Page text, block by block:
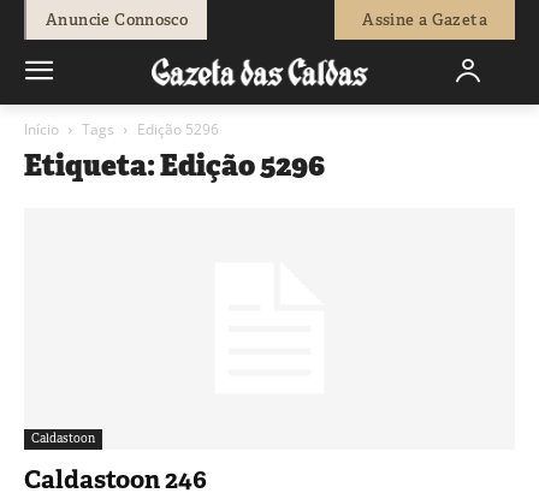
Anuncie Connosco Assine a Gazeta
Início Tags Edição 5296
Etiqueta: Edição 5296
Caldastoon
Caldastoon 246